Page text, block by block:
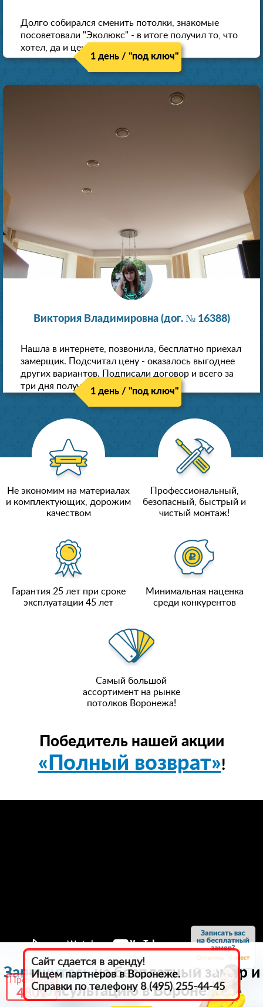
7
Промокод
4801
Долго собирался сменить потолки, знакомые
посоветовали "Эколюкс" - в итоге получил то, что
хотел, да и цена нормальная.
1 день / "под ключ"
Виктория Владимировна (дог. № 16388)
Нашла в интернете, позвонила, бесплатно приехал
замерщик. Подсчитал цену - оказалось выгоднее
других вариантов. Подписали договор и всего за
три дня получили новые потолки!
1 день / "под ключ"
Не экономим на материалах
и комплектующих, дорожим
качеством
Профессиональный,
безопасный, быстрый и
чистый монтаж!
Гарантия 25 лет при сроке
эксплуатации 45 лет
Минимальная наценка
среди конкурентов
Самый большой
ассортимент на рынке
потолков Воронежа!
Победитель нашей акции
«Полный возврат»!
Запишитесьна бесплатный замер и
консультацию в Воронеже
Сайт сдается в аренду!
Ищем партнеров в Воронеже.
Справки по телефону 8 (495) 255-44-45